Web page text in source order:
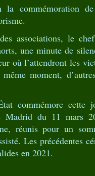
la commémoration
associations, le
une minute de
où l’attendront les
moment,
commémore cette
Madrid du 11 mars
réunis pour un
Les précédentes
en 2021.